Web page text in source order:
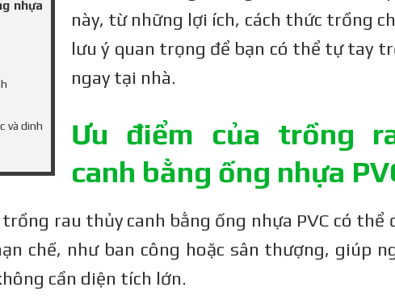
nhựa
và dinh
bằng
này, từ những lợi ích, cách thức trồng
lưu ý quan trọng để bạn có thể tự tay
ngay tại nhà.
Ưu điểm của trồng
canh bằng ống nhựa
rau thủy canh bằng ống nhựa PVC có thể
chế, như ban công hoặc sân thượng, giúp
cần diện tích lớn.